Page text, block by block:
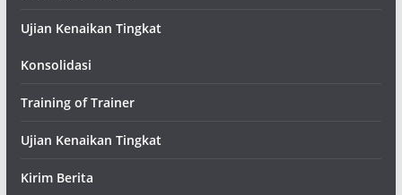
Ujian Kenaikan Tingkat
Konsolidasi
Training of Trainer
Ujian Kenaikan Tingkat
Kirim Berita